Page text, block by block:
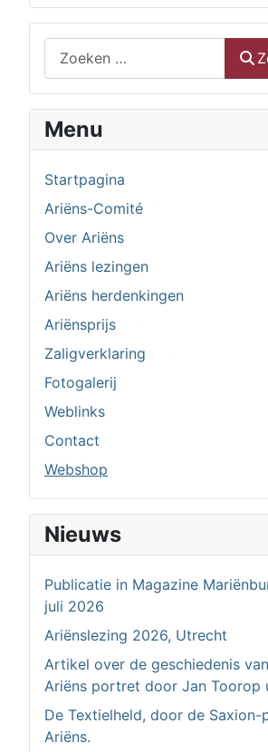
Menu
Startpagina
Ariëns-Comité
Over Ariëns
Ariëns lezingen
Ariëns herdenkingen
Ariënsprijs
Zaligverklaring
Fotogalerij
Weblinks
Contact
Webshop
Nieuws
Publicatie in Magazine
juli 2026
Ariënslezing 2026, Utrecht
Artikel over de geschiedenis
Ariëns portret door Jan Toorop
De Textielheld, door de
Ariëns.